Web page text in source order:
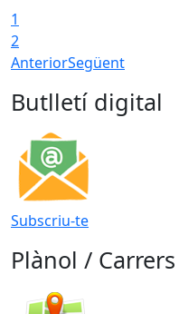
1
2
AnteriorSegüent
Butlletí digital
Subscriu-te
Plànol / Carrers